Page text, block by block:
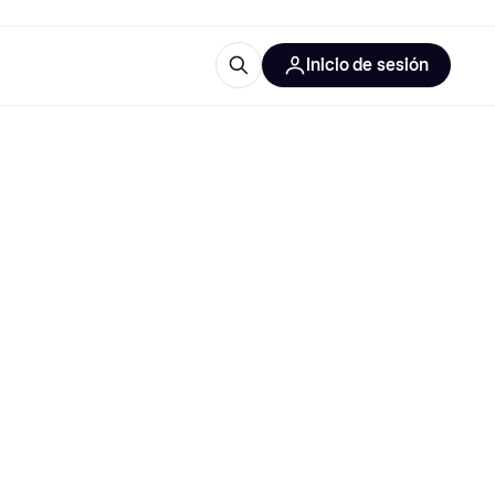
Inicio de sesión